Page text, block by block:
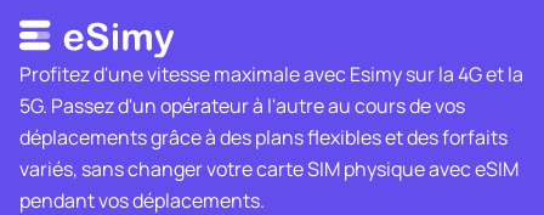
Profitez d'une vitesse maximale avec Esimy sur la 4G et la
5G. Passez d'un opérateur à l'autre au cours de vos
déplacements grâce à des plans flexibles et des forfaits
variés, sans changer votre carte SIM physique avec eSIM
pendant vos déplacements.